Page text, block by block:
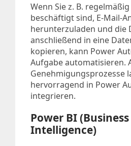
Wenn Sie z. B.
beschäftigt sind, E-Mail-
herunterzuladen und die
anschließend in eine
kopieren, kann Power
Aufgabe automatisieren.
Genehmigungsprozesse
hervorragend in Power
integrieren.
Power BI (Business
Intelligence)